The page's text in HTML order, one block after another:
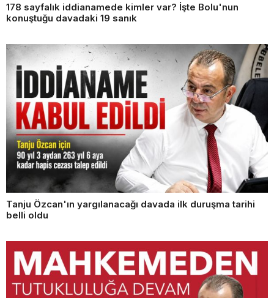
178 sayfalık iddianamede kimler var? İşte Bolu'nun
konuştuğu davadaki 19 sanık
Tanju Özcan'ın yargılanacağı davada ilk duruşma tarihi
belli oldu